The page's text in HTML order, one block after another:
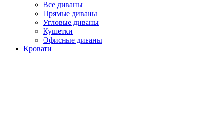
Все диваны
Прямые диваны
Угловые диваны
Кушетки
Офисные диваны
Кровати